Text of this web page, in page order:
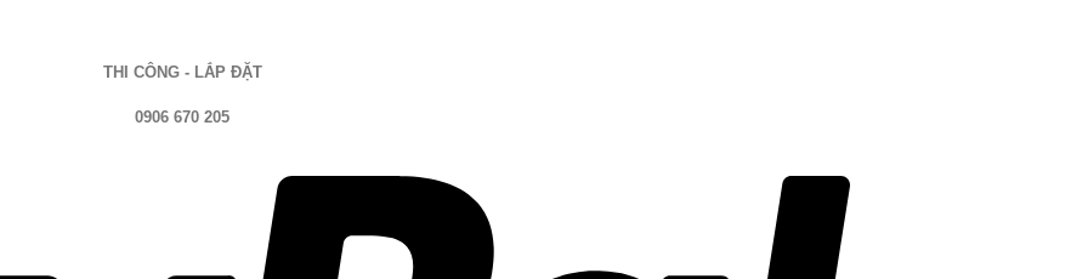
THI CÔNG - LẮP ĐẶT
0906 670 205